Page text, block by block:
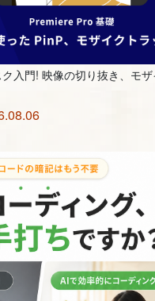
入門! 映像の切り抜き、モ